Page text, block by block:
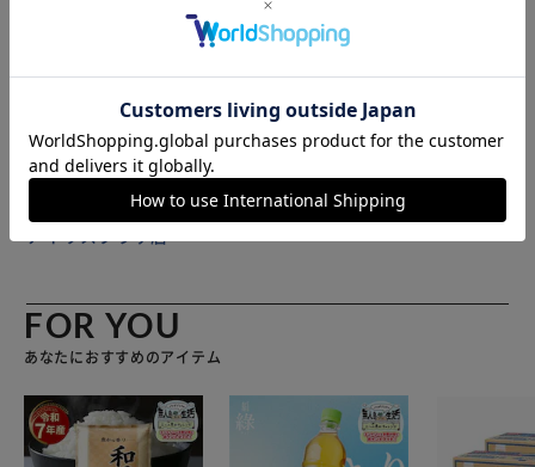
イワークで制作。 【模様部分にはトカゲ革を】 うろこ模様
が特徴的なトカゲ革。他の皮革と比べ強靭で、摩擦に強いの
ある仕上がりに。 【愛着がわくエイジングも】 牛革部分は
使用を重ねることで、革が柔らかく馴染み、色合いが深く艶
やかに変化♪ 【キャッシュレス時代に対応】 紙幣とカード
を収納できる、シンプルな作り。4つのカードポケットで、
Ｕ字にカットされたデザインでカードをスムーズに取り出せ
る。 【ブランドオリジナル刻印】 フラップ内部にはブラン
ドロゴの刻印付き。細かい所までこだわりアリ◎ 【シーン
や年齢を問わずに使える】 ビジネス、休日、旅行もおまか
せ。誰が持っても様になる嬉しさ。ギフトに贈るのもオスス
メ♪ 【ポケット仕様】 カードポケット×4、お札入れ×1、
もっと見る
じめご了承ください。
販売元(特定商取引法に基づく表記)：BACKYARD FAMILY
アイリスプラザ店
FOR YOU
あなたにおすすめのアイテム